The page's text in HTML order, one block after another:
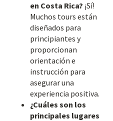
en Costa Rica? ¡Sí!
Muchos tours están
diseñados para
principiantes y
proporcionan
orientación e
instrucción para
asegurar una
experiencia positiva.
¿Cuáles son los
principales lugares